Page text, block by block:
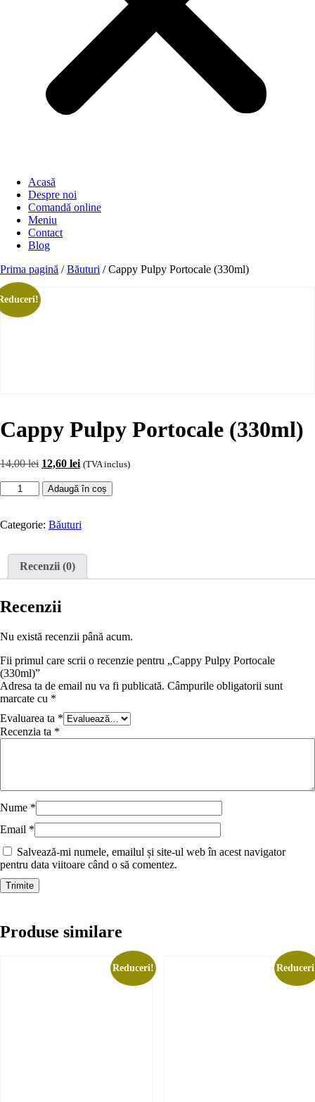
Acasă
Despre noi
Comandă online
Meniu
Contact
Blog
Prima pagină /Băuturi / Cappy Pulpy Portocale (330ml)
Cappy Pulpy Portocale (330ml)
14,00lei Prețul
12,60 leiPrețul
este:
(TVA inclus)
Cantitate
Cappy
Portocale
Adaugă în coș
Categorie: Băuturi
Recenzii (0)
Recenzii
Nu există recenzii până acum.
Fii primul care scrii o recenzie pentru „Cappy Pulpy Portocale
(330ml)”
Adresa ta de email nu va fi publicată. Câmpurile obligatorii sunt
marcate cu *
Evaluarea ta *
Recenzia ta *
Nume *
Email *
Salvează-mi numele, emailul și site-ul web în acest navigator
pentru data viitoare când o să comentez.
Produse similare
Reduceri!